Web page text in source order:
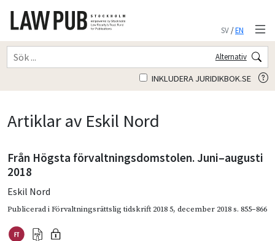
SV/EN
Alternativ
INKLUDERA JURIDIKBOK.SE
Artiklar av Eskil Nord
Från Högsta förvaltningsdomstolen. Juni–augusti
2018
Eskil Nord
Publicerad iFörvaltningsrättslig tidskrift 2018 5, december 2018s. 855–866